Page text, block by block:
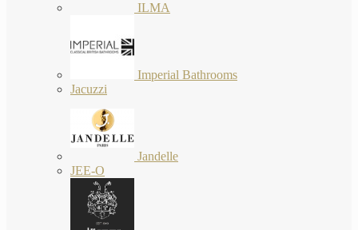
ILMA
Imperial Bathrooms
Jacuzzi
Jandelle
JEE-O